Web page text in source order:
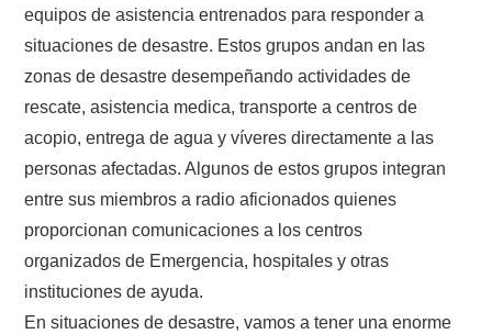
equipos de asistencia entrenados para responder a
situaciones de desastre. Estos grupos andan en las
zonas de desastre desempeñando actividades de
rescate, asistencia medica, transporte a centros de
acopio, entrega de agua y víveres directamente a las
personas afectadas. Algunos de estos grupos integran
entre sus miembros a radio aficionados quienes
proporcionan comunicaciones a los centros
organizados de Emergencia, hospitales y otras
instituciones de ayuda.
En situaciones de desastre, vamos a tener una enorme